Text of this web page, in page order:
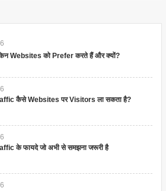
Websites को Prefer करते हैं और क्यों?
कैसे Websites पर Visitors ला सकता है?
के फायदे जो अभी से समझना जरूरी है